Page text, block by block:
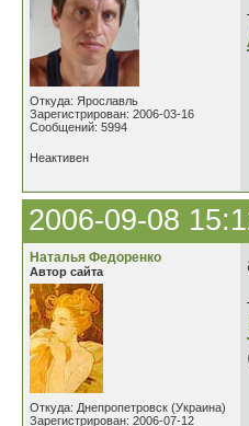
Откуда: Ярославль
Зарегистрирован: 2006-03-16
Сообщений: 5994
Неактивен
2006-09-08
Наталья Федоренко
Автор сайта
Откуда: Днепропетровск (Украина)
Зарегистрирован: 2006-07-12